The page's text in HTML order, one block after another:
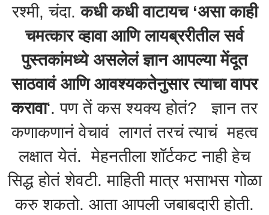
रश्मी, चंदा.कधी कधी वाटायच ‘असा काही
चमत्कार व्हावा आणि लायब्ररीतील सर्व
पुस्तकांमध्ये असलेलं ज्ञान आपल्या मेंदूत
साठवावं आणि आवश्यकतेनुसार त्याचा वापर
करावा‘. पण तें कस श्यक्य होतं? ज्ञान तर
कणाकणानं वेचावं लागतं तरचं त्याचं महत्व
लक्षात येतं. मेहनतीला शॉर्टकट नाही हेच
सिद्ध होतं शेवटी. माहिती मात्र भसाभस गोळा
करु शकतो. आता आपली जबाबदारी होती.